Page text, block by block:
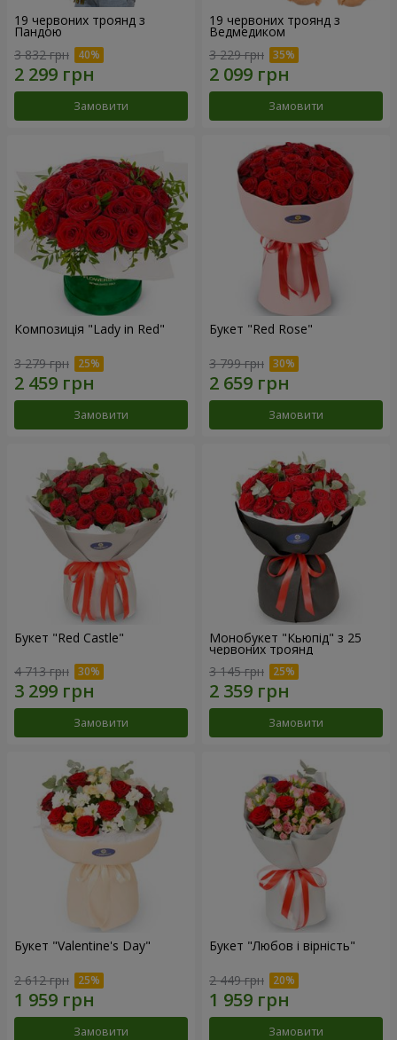
19 червоних троянд з
Пандою
3 832 грн
Замовити
19 червоних троянд з
Ведмедиком
3 229 грн
Замовити
Композиція "Lady in Red"
3 279 грн
Замовити
Букет "Red Rose"
3 799 грн
Замовити
Букет "Red Castle"
4 713 грн
Замовити
Монобукет "Кьюпід" з 25
червоних троянд
3 145 грн
Замовити
Букет "Valentine's Day"
2 612 грн
Замовити
Букет "Любов і вірність"
2 449 грн
Замовити